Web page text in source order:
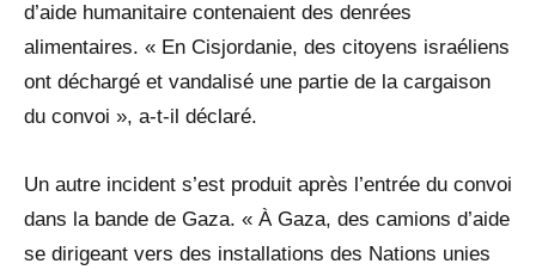
d’aide humanitaire contenaient des denrées
alimentaires. « En Cisjordanie, des citoyens israéliens
ont déchargé et vandalisé une partie de la cargaison
du convoi », a-t-il déclaré.
Un autre incident s’est produit après l’entrée du convoi
dans la bande de Gaza. « À Gaza, des camions d’aide
se dirigeant vers des installations des Nations unies